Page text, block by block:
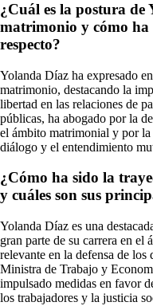
¿Cuál es la postura de
matrimonio y cómo ha
respecto?
Yolanda Díaz ha expresado
matrimonio, destacando la
libertad en las relaciones de
públicas, ha abogado por la
el ámbito matrimonial y por la
diálogo y el entendimiento
¿Cómo ha sido la
y cuáles son sus
Yolanda Díaz es una
gran parte de su carrera en el
relevante en la defensa de
Ministra de Trabajo y
impulsado medidas en favor
los trabajadores y la justicia